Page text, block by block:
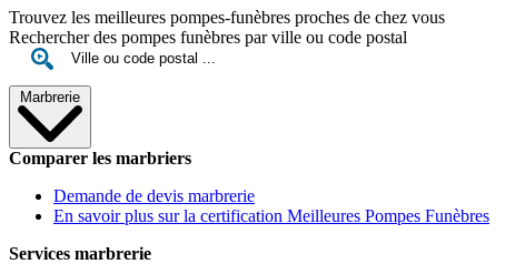
Trouvez les meilleures pompes-funèbres proches de chez vous
Rechercher des pompes funèbres par ville ou code postal
Marbrerie
Comparer les marbriers
Demande de devis marbrerie
En savoir plus sur la certification Meilleures Pompes Funèbres
Services marbrerie